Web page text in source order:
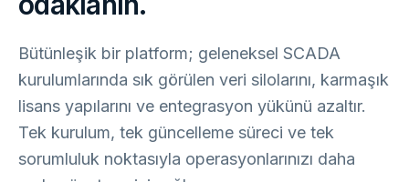
Bütünleşik bir platform; geleneksel SCADA
kurulumlarında sık görülen veri silolarını, karmaşık
lisans yapılarını ve entegrasyon yükünü azaltır.
Tek kurulum, tek güncelleme süreci ve tek
sorumluluk noktasıyla operasyonlarınızı daha